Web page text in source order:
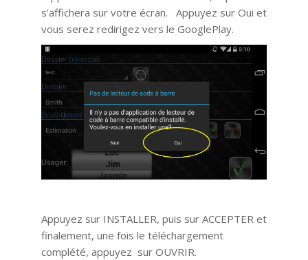
s’affichera sur votre écran. Appuyez sur Oui et
vous serez redirigez vers le GooglePlay.
Appuyez sur INSTALLER, puis sur ACCEPTER et
finalement, une fois le téléchargement
complété, appuyez sur OUVRIR.